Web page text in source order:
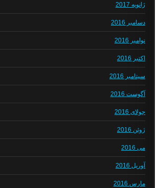
ژانویه 2017
دسامبر 2016
نوامبر 2016
اکتبر 2016
سپتامبر 2016
آگوست 2016
جولای 2016
ژوئن 2016
می 2016
آوریل 2016
مارس 2016